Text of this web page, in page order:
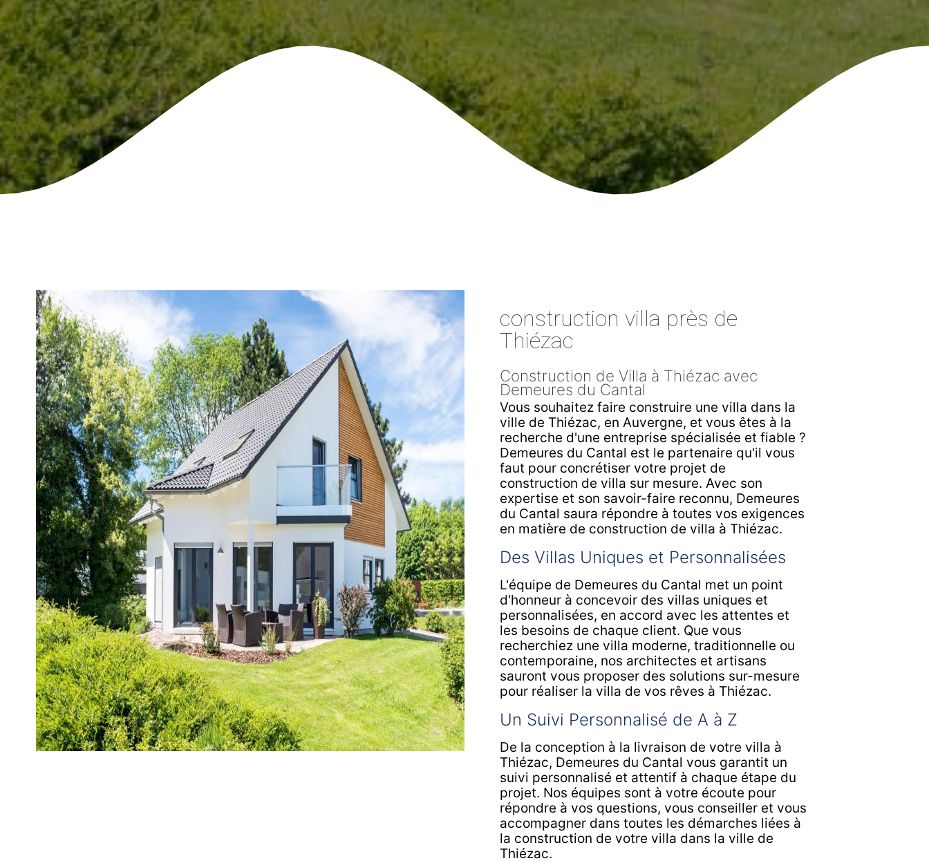
construction villa près de
Thiézac
Construction de Villa à Thiézac avec
Demeures du Cantal
Vous souhaitez faire construire une villa dans la
ville de Thiézac, en Auvergne, et vous êtes à la
recherche d'une entreprise spécialisée et fiable ?
Demeures du Cantal est le partenaire qu'il vous
faut pour concrétiser votre projet de
construction de villa sur mesure. Avec son
expertise et son savoir-faire reconnu, Demeures
du Cantal saura répondre à toutes vos exigences
en matière de construction de villa à Thiézac.
Des Villas Uniques et Personnalisées
L'équipe de Demeures du Cantal met un point
d'honneur à concevoir des villas uniques et
personnalisées, en accord avec les attentes et
les besoins de chaque client. Que vous
recherchiez une villa moderne, traditionnelle ou
contemporaine, nos architectes et artisans
sauront vous proposer des solutions sur-mesure
pour réaliser la villa de vos rêves à Thiézac.
Un Suivi Personnalisé de A à Z
De la conception à la livraison de votre villa à
Thiézac, Demeures du Cantal vous garantit un
suivi personnalisé et attentif à chaque étape du
projet. Nos équipes sont à votre écoute pour
répondre à vos questions, vous conseiller et vous
accompagner dans toutes les démarches liées à
la construction de votre villa dans la ville de
Thiézac.